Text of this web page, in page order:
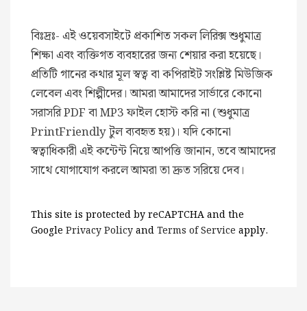
বিঃদ্রঃ- এই ওয়েবসাইটে প্রকাশিত সকল লিরিক্স শুধুমাত্র
শিক্ষা এবং ব্যক্তিগত ব্যবহারের জন্য শেয়ার করা হয়েছে।
প্রতিটি গানের কথার মূল স্বত্ব বা কপিরাইট সংশ্লিষ্ট মিউজিক
লেবেল এবং শিল্পীদের। আমরা আমাদের সার্ভারে কোনো
সরাসরি PDF বা MP3 ফাইল হোস্ট করি না (শুধুমাত্র
PrintFriendly টুল ব্যবহৃত হয়)। যদি কোনো
স্বত্বাধিকারী এই কন্টেন্ট নিয়ে আপত্তি জানান, তবে আমাদের
সাথে যোগাযোগ করলে আমরা তা দ্রুত সরিয়ে দেব।
This site is protected by reCAPTCHA and the
Google Privacy PolicyandTerms of Service apply.